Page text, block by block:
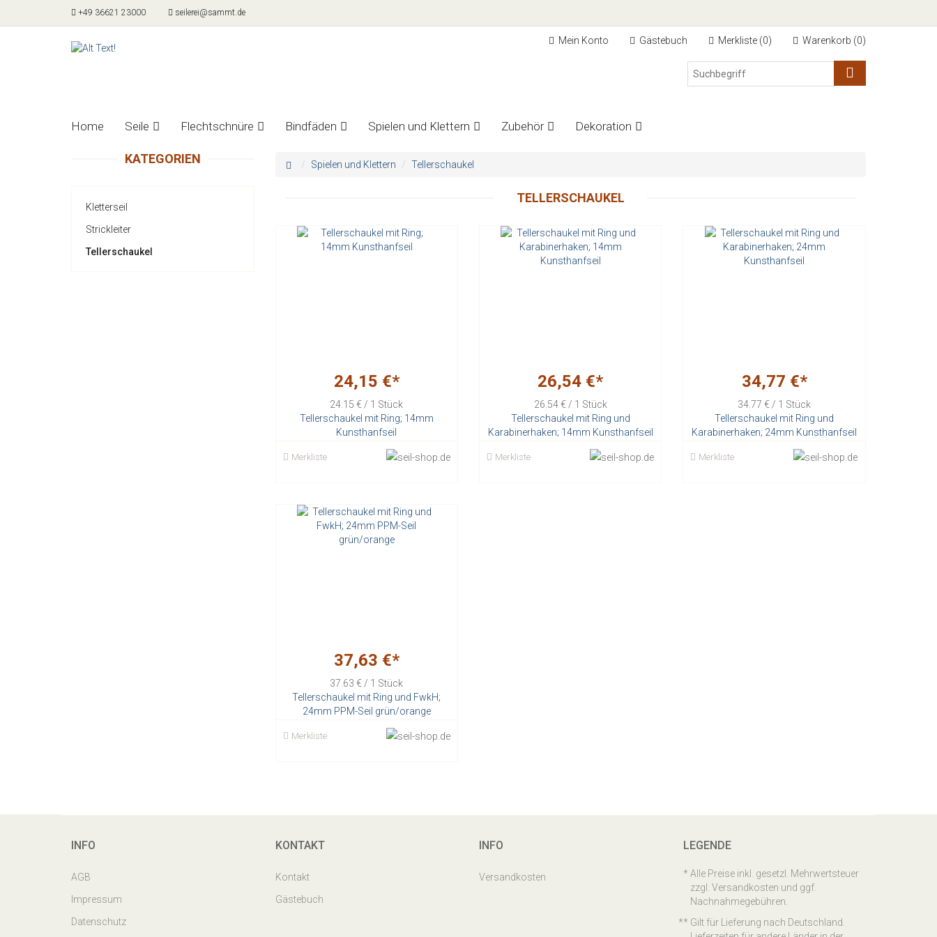
+49 36621 23000 seilerei@sammt.de
Mein Konto Gästebuch Merkliste (0) Warenkorb (0)
Home Seile Flechtschnüre Bindfäden Spielen und Klettern Zubehör Dekoration
KATEGORIEN
Kletterseil
Strickleiter
Tellerschaukel
Spielen und Klettern Tellerschaukel
TELLERSCHAUKEL
24,15 €*
24.15 € / 1 Stück
Tellerschaukel mit Ring; 14mm
Kunsthanfseil
Merkliste
26,54 €*
26.54 € / 1 Stück
Tellerschaukel mit Ring und
Karabinerhaken; 14mm Kunsthanfseil
Merkliste
34,77 €*
34.77 € / 1 Stück
Tellerschaukel mit Ring und
Karabinerhaken; 24mm Kunsthanfseil
Merkliste
37,63 €*
37.63 € / 1 Stück
Tellerschaukel mit Ring und FwkH;
24mm PPM-Seil grün/orange
Merkliste
INFO
AGB
Impressum
Datenschutz
KONTAKT
Kontakt
Gästebuch
INFO
Versandkosten
LEGENDE
Alle Preise inkl. gesetzl. Mehrwertsteuer
zzgl. Versandkosten und ggf.
Nachnahmegebühren.
Gilt für Lieferung nach Deutschland.